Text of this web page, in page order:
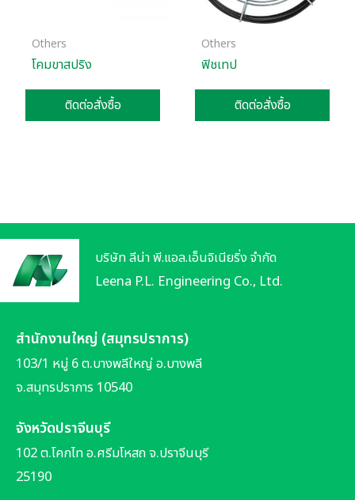
Others
โคมขาสปริง
ติดต่อสั่งซื้อ
Others
ฟิชเทป
ติดต่อสั่งซื้อ
บริษัท ลีน่า พี.แอล.เอ็นจิเนียริ่ง จำกัด
Leena P.L. Engineering Co., Ltd.
สำนักงานใหญ่ (สมุทรปราการ)
103/1 หมู่ 6 ต.บางพลีใหญ่ อ.บางพลี
จ.สมุทรปราการ 10540
จังหวัดปราจีนบุรี
102 ต.โคกไท อ.ศรีมโหสถ จ.ปราจีนบุรี
25190